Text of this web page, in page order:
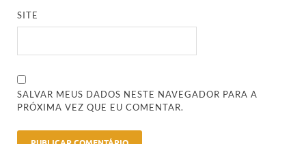
SITE
SALVAR MEUS DADOS NESTE NAVEGADOR PARA A
PRÓXIMA VEZ QUE EU COMENTAR.